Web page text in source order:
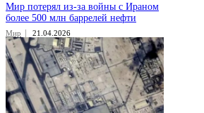
Мир потерял из-за войны с Ираном
более 500 млн баррелей нефти
Мир 21.04.2026